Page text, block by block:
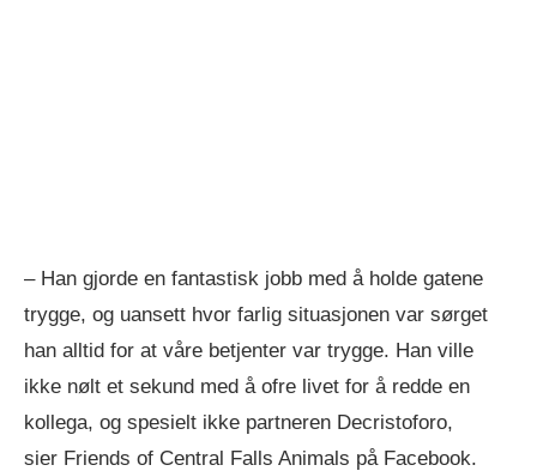
– Han gjorde en fantastisk jobb med å holde gatene
trygge, og uansett hvor farlig situasjonen var sørget
han alltid for at våre betjenter var trygge. Han ville
ikke nølt et sekund med å ofre livet for å redde en
kollega, og spesielt ikke partneren Decristoforo,
sier Friends of Central Falls Animals på Facebook.